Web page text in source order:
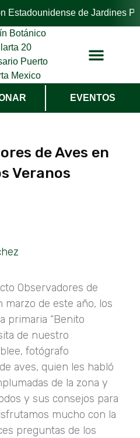
de Jardines
EVENTOS
de Aves en
Veranos
Observadores de
marzo de este año, los
primaria “Benito
de nuestro
fotógrafo
aves, quien les habló
de la zona y
y sus consejos para
mucho con la
preguntas de los